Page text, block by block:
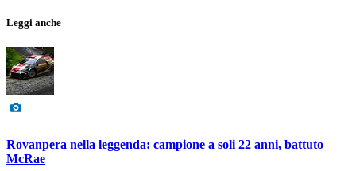
Leggi anche
Rovanpera nella leggenda: campione a soli 22 anni, battuto
McRae